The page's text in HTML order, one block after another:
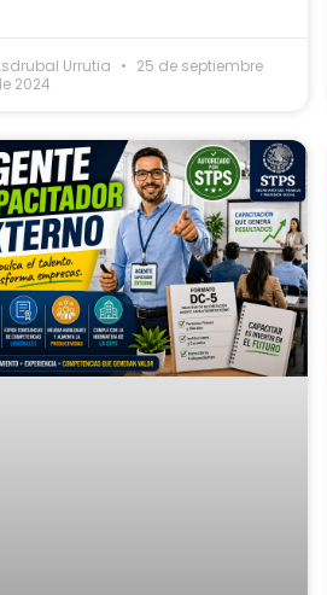
Urrutia
25 de septiembre
2024